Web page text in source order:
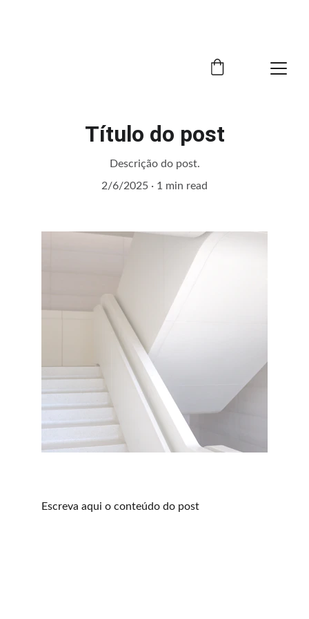
Título do post
Descrição do post.
2/6/2025
1 min read
Escreva aqui o conteúdo do post